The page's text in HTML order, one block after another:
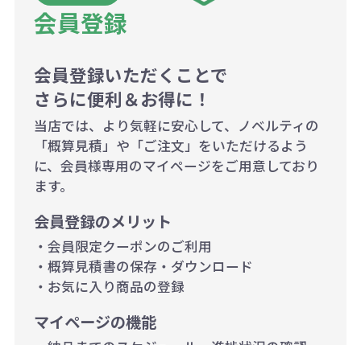
商品や印刷方法によって異なります
ので、予めご了承ください。
例：200個未満（1式：18,000円）
200個~499個の場合：42円（1個
当たり）
500個~999個の場合：35円（1個
1,000個以上：28円（1個当た
り）
会員登録
会員登録いただくことで
さらに便利＆お得に！
当店では、より気軽に安心して、ノベルティの
「概算見積」や「ご注文」をいただけるよう
に、会員様専用のマイページをご用意しており
ます。
会員登録のメリット
・会員限定クーポンのご利用
・概算見積書の保存・ダウンロード
・お気に入り商品の登録
マイページの機能